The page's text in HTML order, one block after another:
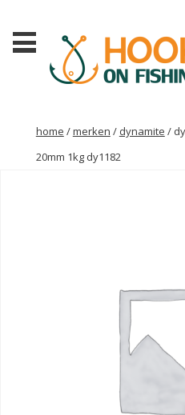
home /merken / dynamite /
20mm 1kg dy1182